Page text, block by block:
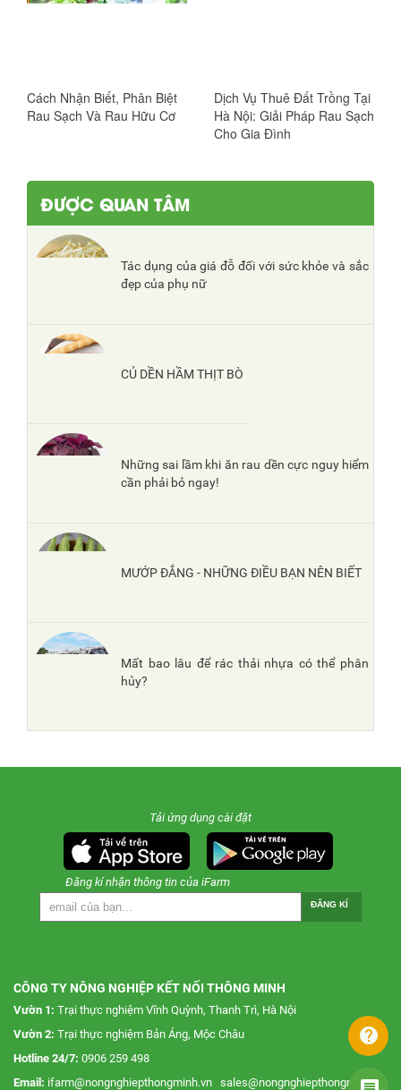
Cách Nhận Biết, Phân Biệt
Rau Sạch Và Rau Hữu Cơ
Dịch Vụ Thuê Đất Trồng Tại
Hà Nội: Giải Pháp Rau Sạch
Cho Gia Đình
ĐƯỢC QUAN TÂM
Tác dụng của giá đỗ đối với sức khỏe và sắc
đẹp của phụ nữ
CỦ DỀN HẦM THỊT BÒ
Những sai lầm khi ăn rau dền cực nguy hiểm
cần phải bỏ ngay!
MƯỚP ĐẮNG - NHỮNG ĐIỀU BẠN NÊN BIẾT
Mất bao lâu để rác thải nhựa có thể phân
hủy?
Tải ứng dụng cài đặt
Đăng kí nhận thông tin của iFarm
ĐĂNG KÍ
CÔNG TY NÔNG NGHIỆP KẾT NỐI THÔNG MINH
Vườn 1: Trại thực nghiệm Vĩnh Quỳnh, Thanh Trì, Hà Nội
Vườn 2: Trại thực nghiệm Bản Áng, Mộc Châu
Hotline 24/7: 0906 259 498
Email: ifarm@nongnghiepthongminh.vn sales@nongnghiepthongminh.vn
help